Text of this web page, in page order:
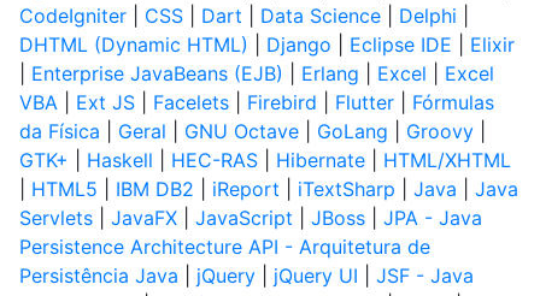
CodeIgniter
CSS Dart Data Science Delphi
DHTML (Dynamic HTML)
Django Eclipse IDE
Elixir
Enterprise JavaBeans (EJB) Erlang Excel
Excel
VBA
Ext JS Facelets Firebird Flutter
Fórmulas
da Física
Geral GNU Octave GoLang Groovy
GTK+
Haskell HEC-RAS Hibernate
HTML/XHTML
HTML5 IBM DB2 iReport iTextSharp Java
Java
Servlets
JavaFX JavaScript JBoss
JPA - Java
Persistence Architecture API - Arquitetura de
Persistência Java
jQuery jQuery UI
JSF - Java